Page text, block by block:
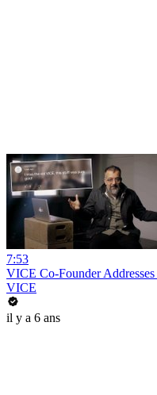
7:53
VICE Co-Founder
VICE
il y a 6 ans